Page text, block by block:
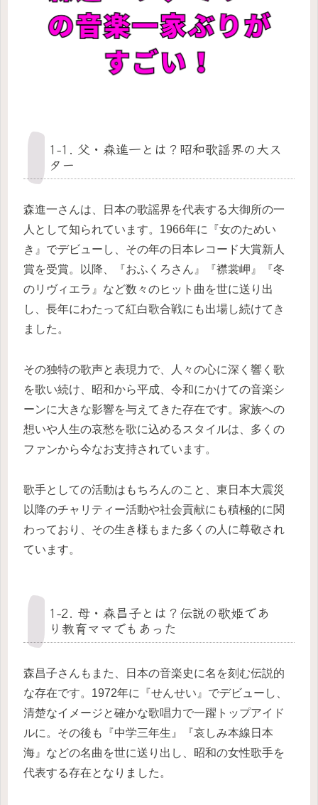
1-1. 父・森進一とは？昭和歌謡界の大ス
ター
森進一さんは、日本の歌謡界を代表する大御所の一
人として知られています。1966年に『女のためい
き』でデビューし、その年の日本レコード大賞新人
賞を受賞。以降、『おふくろさん』『襟裳岬』『冬
のリヴィエラ』など数々のヒット曲を世に送り出
し、長年にわたって紅白歌合戦にも出場し続けてき
ました。
その独特の歌声と表現力で、人々の心に深く響く歌
を歌い続け、昭和から平成、令和にかけての音楽シ
ーンに大きな影響を与えてきた存在です。家族への
想いや人生の哀愁を歌に込めるスタイルは、多くの
ファンから今なお支持されています。
歌手としての活動はもちろんのこと、東日本大震災
以降のチャリティー活動や社会貢献にも積極的に関
わっており、その生き様もまた多くの人に尊敬され
ています。
1-2. 母・森昌子とは？伝説の歌姫であ
り教育ママでもあった
森昌子さんもまた、日本の音楽史に名を刻む伝説的
な存在です。1972年に『せんせい』でデビューし、
清楚なイメージと確かな歌唱力で一躍トップアイド
ルに。その後も『中学三年生』『哀しみ本線日本
海』などの名曲を世に送り出し、昭和の女性歌手を
代表する存在となりました。